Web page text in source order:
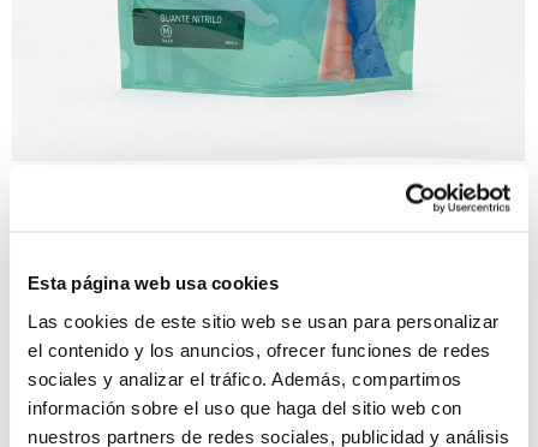
Esta página web usa cookies
Las cookies de este sitio web se usan para personalizar
el contenido y los anuncios, ofrecer funciones de redes
sociales y analizar el tráfico. Además, compartimos
información sobre el uso que haga del sitio web con
nuestros partners de redes sociales, publicidad y análisis
Guantes Dermatológicos Nitrilo
(Talla L) C.N. 334953.6…